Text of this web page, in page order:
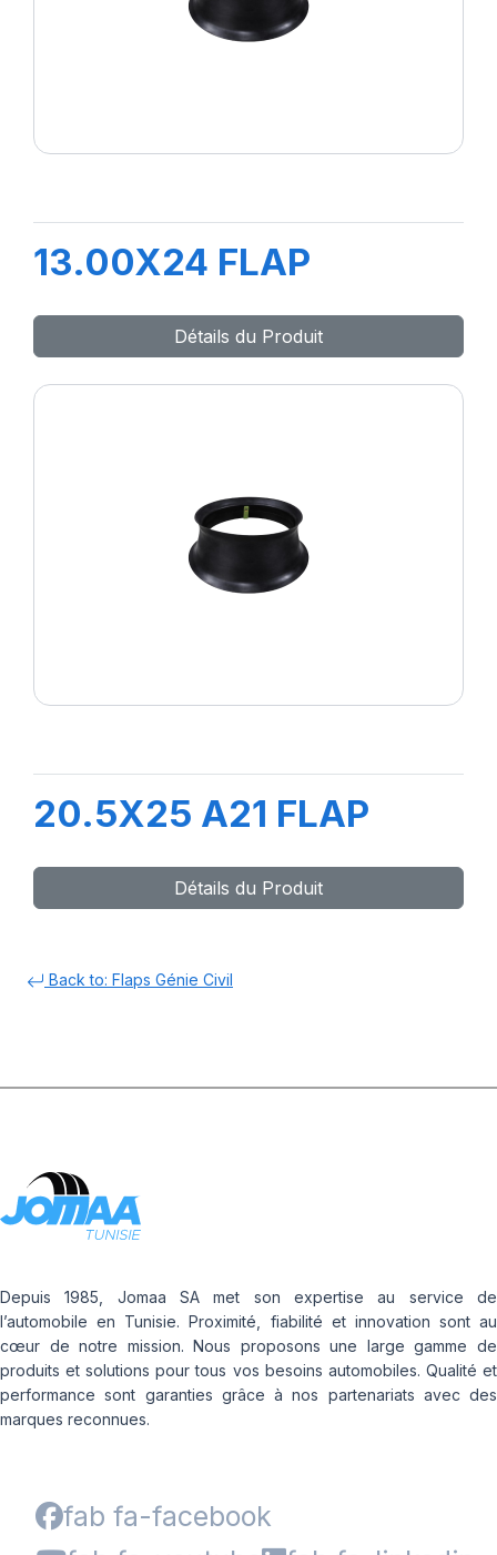
13.00X24 FLAP
Détails du Produit
20.5X25 A21 FLAP
Détails du Produit
Back to: Flaps Génie Civil
Depuis 1985, Jomaa SA met son expertise au service de
l’automobile en Tunisie. Proximité, fiabilité et innovation sont au
cœur de notre mission. Nous proposons une large gamme de
produits et solutions pour tous vos besoins automobiles. Qualité et
performance sont garanties grâce à nos partenariats avec des
marques reconnues.
fab fa-facebook